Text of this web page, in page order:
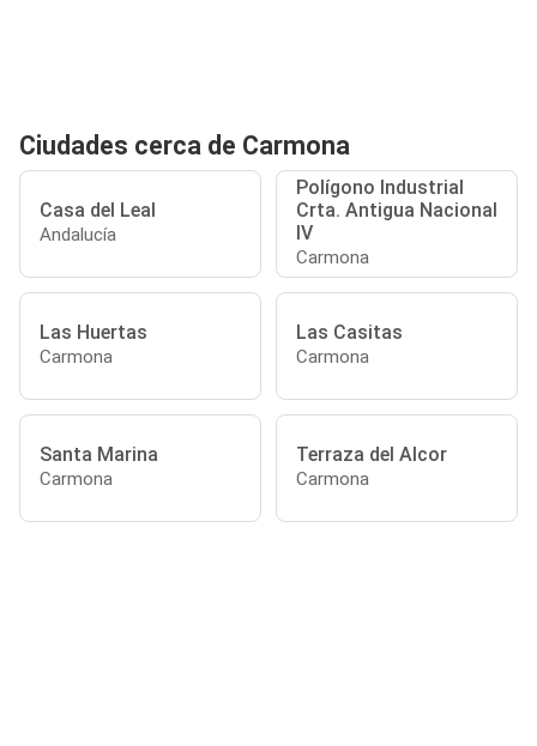
Ciudades cerca de Carmona
Casa del Leal
Andalucía
Polígono Industrial
Crta. Antigua Nacional
IV
Carmona
Las Huertas
Carmona
Las Casitas
Carmona
Santa Marina
Carmona
Terraza del Alcor
Carmona